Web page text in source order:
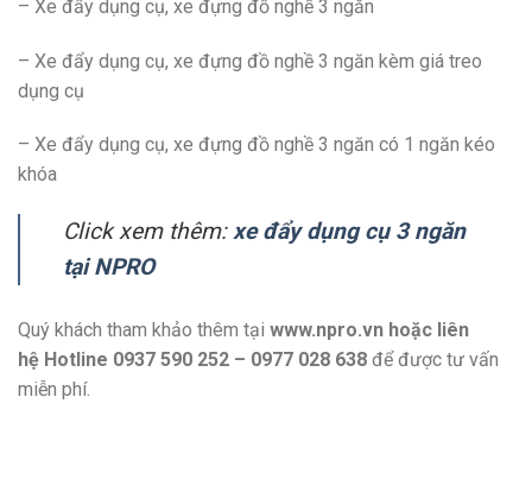
– Xe đẩy dụng cụ, xe đựng đồ nghề 3 ngăn
– Xe đẩy dụng cụ, xe đựng đồ nghề 3 ngăn kèm giá treo
dụng cụ
– Xe đẩy dụng cụ, xe đựng đồ nghề 3 ngăn có 1 ngăn kéo
khóa
Click xem thêm: xe đẩy dụng cụ 3 ngăn
tại NPRO
Quý khách tham khảo thêm tại www.npro.vn hoặc liên
hệ Hotline 0937 590 252 – 0977 028 638 để được tư vấn
miễn phí.